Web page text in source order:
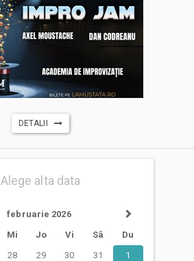
DETALII
Alege alta data
februarie 2026
Mi Jo Vi Sâ
Du
28 29 30 31
1